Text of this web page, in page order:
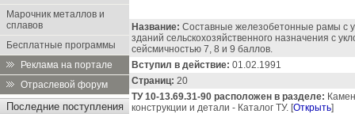
Марочник металлов и
сплавов
Бесплатные программы
Реклама на портале
Отраслевой форум
Последние поступления
Название: Составные железобетонные рамы с
зданий сельскохозяйственного назначения с
сейсмичностью 7, 8 и 9 баллов.
Вступил в действие: 01.02.1991
Страниц: 20
ТУ 10-13.69.31-90 расположен в разделе:
конструкции и детали - Каталог ТУ. [Открыть]